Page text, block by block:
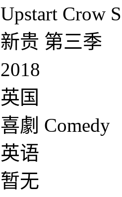
Crow
第三季
国
Comedy
语
无